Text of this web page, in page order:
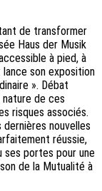
de transformer
Haus der Musik
à pied, à
lance son exposition
». Débat
de ces
risques associés.
nouvelles
réussie,
ses portes pour une
de la Mutualité à